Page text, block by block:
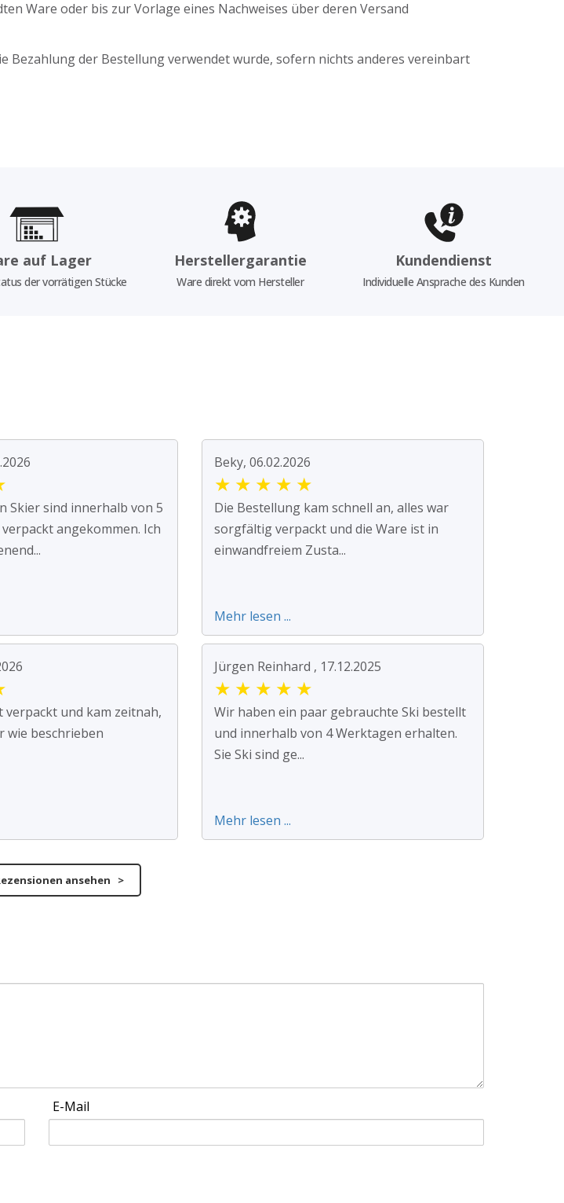
Ware oder bis zur Vorlage eines Nachweises über deren Versand
der Bestellung verwendet wurde, sofern nichts anderes vereinbart
auf Lager
der vorrätigen Stücke
Herstellergarantie
Ware direkt vom Hersteller
Kundendienst
Individuelle Ansprache des Kunden
Skier sind innerhalb von 5
angekommen. Ich
Beky, 06.02.2026
★ ★ ★ ★ ★
Die Bestellung kam schnell an, alles war
sorgfältig verpackt und die Ware ist in
einwandfreiem Zusta...
Mehr lesen ...
verpackt und kam zeitnah,
wie beschrieben
Jürgen Reinhard , 17.12.2025
★ ★ ★ ★ ★
Wir haben ein paar gebrauchte Ski bestellt
und innerhalb von 4 Werktagen erhalten.
Sie Ski sind ge...
Mehr lesen ...
ansehen >
E-Mail